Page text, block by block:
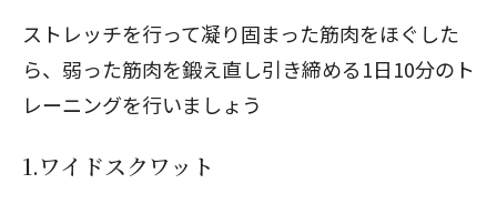
ストレッチを行って凝り固まった筋肉をほぐした
ら、弱った筋肉を鍛え直し引き締める1日10分のト
レーニングを行いましょう
1.ワイドスクワット